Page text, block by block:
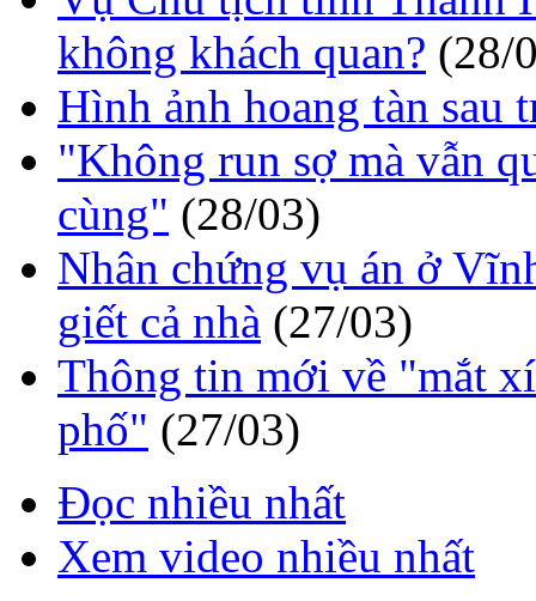
không khách quan? (28/
Hình ảnh hoang tàn sau
"Không run sợ mà vẫn
cùng" (28/03)
Nhân chứng vụ án ở
giết cả nhà (27/03)
Thông tin mới về "mắt
phố" (27/03)
Đọc nhiều nhất
Xem video nhiều nhất